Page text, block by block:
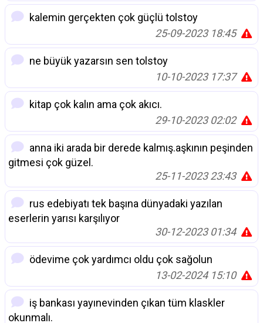
kalemin gerçekten çok güçlü tolstoy
25-09-2023 18:45
ne büyük yazarsın sen tolstoy
10-10-2023 17:37
kitap çok kalın ama çok akıcı.
29-10-2023 02:02
anna iki arada bir derede kalmış.aşkının peşinden
gitmesi çok güzel.
25-11-2023 23:43
rus edebiyatı tek başına dünyadaki yazılan
eserlerin yarısı karşılıyor
30-12-2023 01:34
ödevime çok yardımcı oldu çok sağolun
13-02-2024 15:10
iş bankası yayınevinden çıkan tüm klaskler
okunmalı.